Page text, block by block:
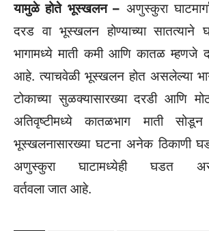
यामुळे होते भूस्खलन – अणुस्कुरा
दरड वा भूस्खलन होण्याच्या सातत्याने
भागामध्ये माती कमी आणि कातळ म्हणजे
आहे. त्याचवेळी भूस्खलन होत असलेल्या
टोकाच्या सुळक्यासारख्या दरडी आणि
अतिवृष्टीमध्ये कातळभाग माती
भूस्खलनासारख्या घटना अनेक ठिकाणी
अणुस्कुरा घाटामध्येही घडत
वर्तवला जात आहे.